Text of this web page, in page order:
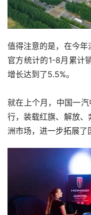
值得注意的是，在今
官方统计的1-8月累计
增长达到了5.5%。
就在上个月，中国一
行，装载红旗、解放
洲市场，进一步拓展了